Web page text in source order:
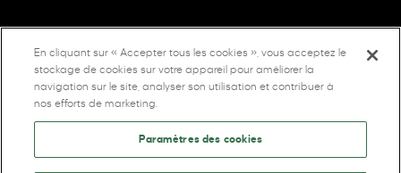
En cliquant sur « Accepter tous les cookies », vous acceptez le
stockage de cookies sur votre appareil pour améliorer la
navigation sur le site, analyser son utilisation et contribuer à
nos efforts de marketing.
Paramètres des cookies